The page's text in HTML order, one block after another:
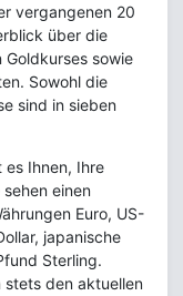
vergangenen 20
über die
sowie
Sowohl die
sind in sieben
es Ihnen, Ihre
einen
Euro, US-
japanische
Sterling.
stets den aktuellen